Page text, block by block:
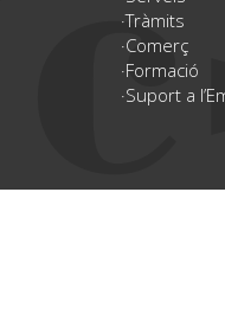
Tràmits
Comerç
Formació
Suport a